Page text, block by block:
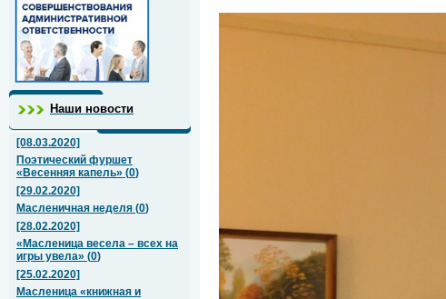
Наши новости
[08.03.2020]
Поэтический фуршет
«Весенняя капель» (0)
[29.02.2020]
Масленичная неделя (0)
[28.02.2020]
«Масленица весела – всех на
игры увела» (0)
[25.02.2020]
Масленица «книжная и